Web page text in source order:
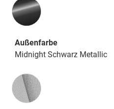
Außenfarbe
Midnight Schwarz Metallic
Innenausstattung